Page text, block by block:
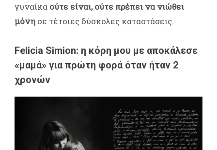
γυναίκα ούτε είναι, ούτε πρέπει να νιώθει
μόνη σε τέτοιες δύσκολες καταστάσεις.
Felicia Simion: η κόρη μου με αποκάλεσε
«μαμά» για πρώτη φορά όταν ήταν 2
χρονών